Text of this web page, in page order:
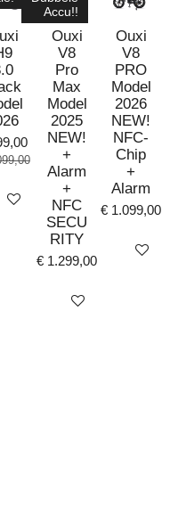
details
Accu!!
Ouxi
V8
Pro
Max
Model
2025
NEW!
+
Alarm
+
NFC
SECU
RITY
€ 1.299,00
Bekijk details
Ouxi
V8
PRO
Model
2026
NEW!
NFC-
Chip
+
Alarm
€ 1.099,00
Bekijk